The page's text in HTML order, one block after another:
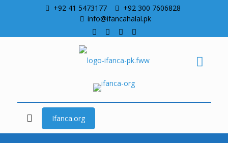
+92 41 5473177
+92 300 7606828
info@ifancahalal.pk
Ifanca.org